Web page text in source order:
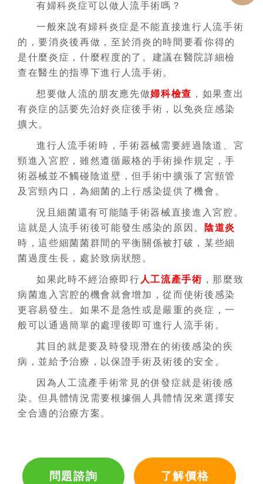
有婦科炎症可以做人流手術嗎？
一般來說有婦科炎症是不能直接進行人流手術
的，要消炎後再做，至於消炎的時間要看你得的
是什麼炎症，什麼程度的了。建議在醫院詳細檢
查在醫生的指導下進行人流手術。
想要做人流的朋友應先做婦科檢查 ，如果查出
有炎症的話要先治好炎症後手術，以免炎症感染
擴大。
進行人流手術時，手術器械需要經過陰道、宮
頸進入宮腔，雖然遵循嚴格的手術操作規定，手
術器械並不觸碰陰道壁，但手術中擴張了宮頸管
及宮頸內口，為細菌的上行感染提供了機會。
況且細菌還有可能隨手術器械直接進入宮腔。
這就是人流手術後可能發生感染的原因。
陰道炎
時，這些細菌菌群間的平衡關係被打破，某些細
菌過度生長，處於致病狀態。
如果此時不經治療即行 人工流產手術 ，那麼致
病菌進入宮腔的機會就會增加，從而使術後感染
更容易發生。如果不是急性或是嚴重的炎症，一
般可以通過簡單的處理後即可進行人流手術。
其目的就是要及時發現潛在的術後感染的疾
病，並給予治療，以保證手術及術後的安全。
因為人工流產手術常見的併發症就是術後感
染。但具體情況需要根據個人具體情況來選擇安
全合適的治療方案。
問題諮詢 了解價格